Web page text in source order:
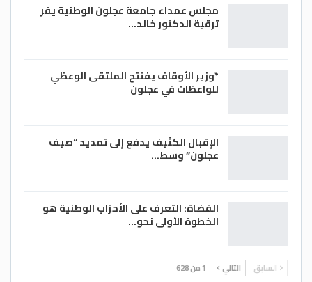
مجلس عمداء جامعة عجلون الوطنية يقر
ترقية الدكتور خالد…
*وزير الأوقاف يفتتح الملتقى الوعظي
للواعظات في عجلون
الإقبال الكثيف يدفع إلى تمديد “صيف
عجلون” وسط…
القضاة: التعرف على الأحزاب الوطنية هو
الخطوة الأولى نحو…
السابق التالي 1 من 628